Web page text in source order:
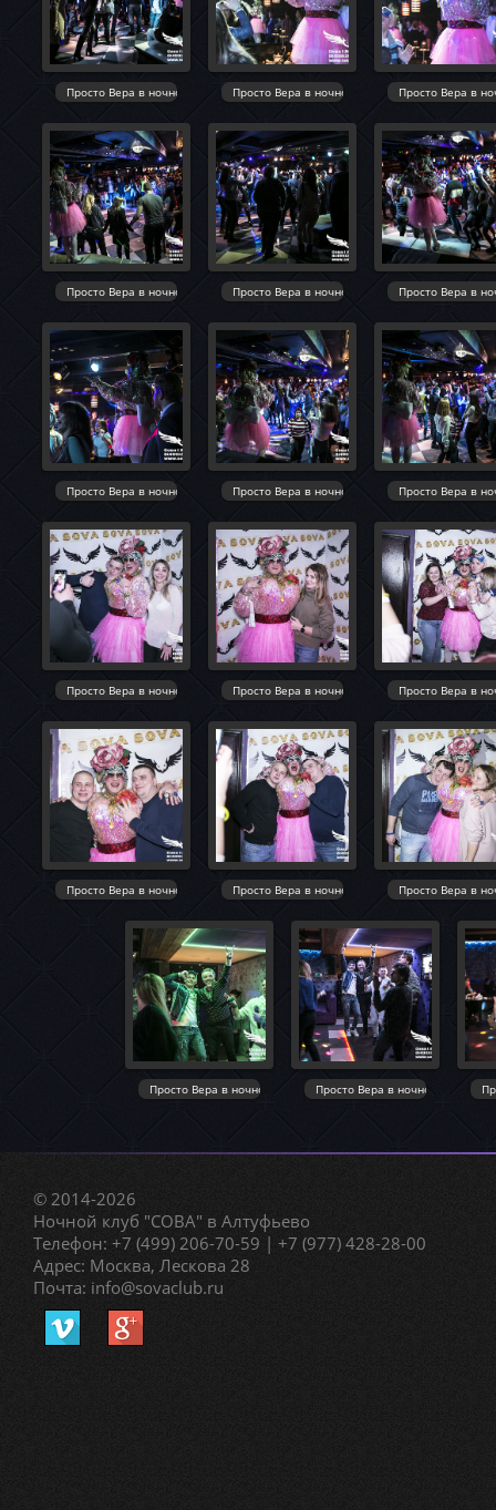
© 2014-2026
Ночной клуб "СОВА" в Алтуфьево
Телефон: +7 (499) 206-70-59 | +7 (977) 428-28-00
Адрес: Москва, Лескова 28
Почта: info@sovaclub.ru